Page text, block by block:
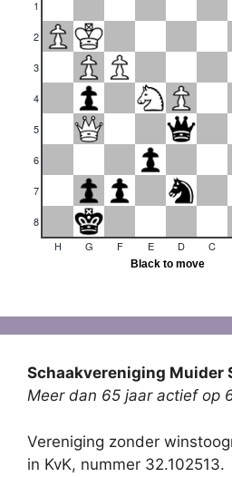
Schaakvereniging Muider
Meer dan 65 jaar actief op
Vereniging zonder
in KvK, nummer 32.102513.